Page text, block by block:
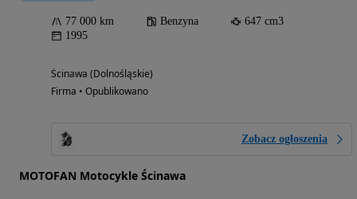
77 000 km Benzyna
647 cm3
1995
Ścinawa (Dolnośląskie)
Firma • Opublikowano
Zobacz ogłoszenia
MOTOFAN Motocykle Ścinawa